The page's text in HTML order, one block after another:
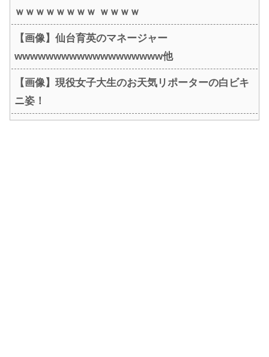
ｗｗｗｗｗｗｗｗ ｗｗｗｗ
【画像】仙台育英のマネージャー
wwwwwwwwwwwwwwwwwww他
【画像】現役女子大生のお天気リポーターの白ビキ
ニ姿！